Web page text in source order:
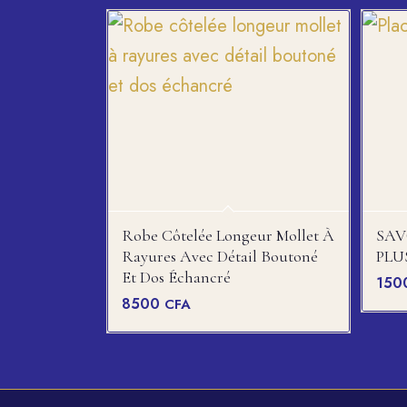
Robe Côtelée Longeur Mollet À
Rayures Avec Détail Boutoné
Et Dos Échancré
8500 CFA